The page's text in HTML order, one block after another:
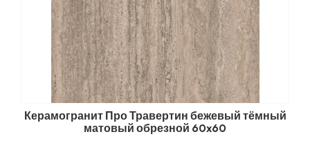
Керамогранит Про Травертин бежевый тёмный
матовый обрезной 60x60